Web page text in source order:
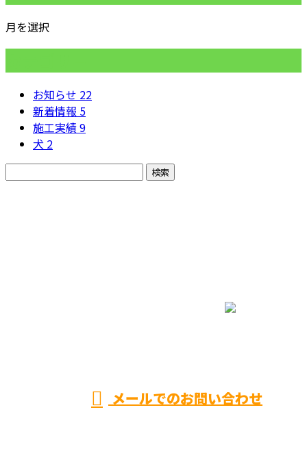
月を選択
お知らせ 22
新着情報 5
施工実績9
犬 2
メールでのお問い合わせ